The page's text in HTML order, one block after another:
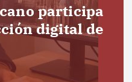
participa
digital de